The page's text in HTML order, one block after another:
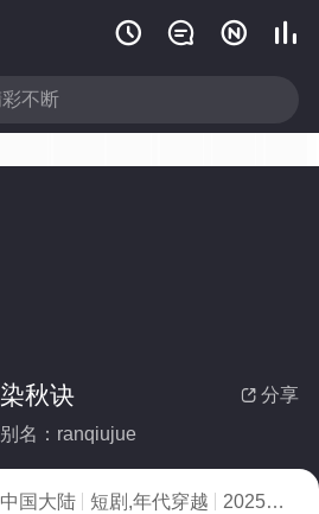
   
 分享
染秋诀
别名：ranqiujue
中国大陆 短剧,年代穿越 2025
3.0